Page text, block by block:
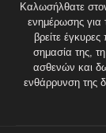
Καλωσήλθατε
ενημέρωσης για
βρείτε
σημασία της,
ασθενών και
ενθάρρυνση της